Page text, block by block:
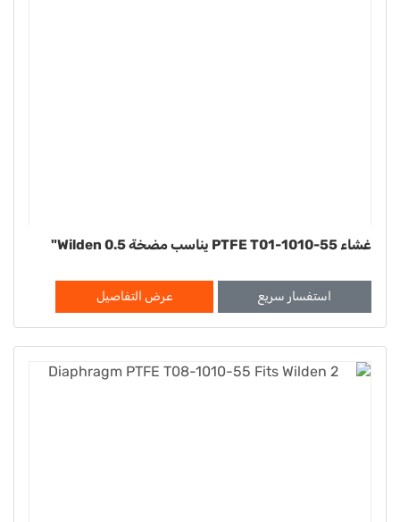
غشاء PTFE T01-1010-55 يناسب مضخة Wilden 0.5"
استفسار سريع عرض التفاصيل